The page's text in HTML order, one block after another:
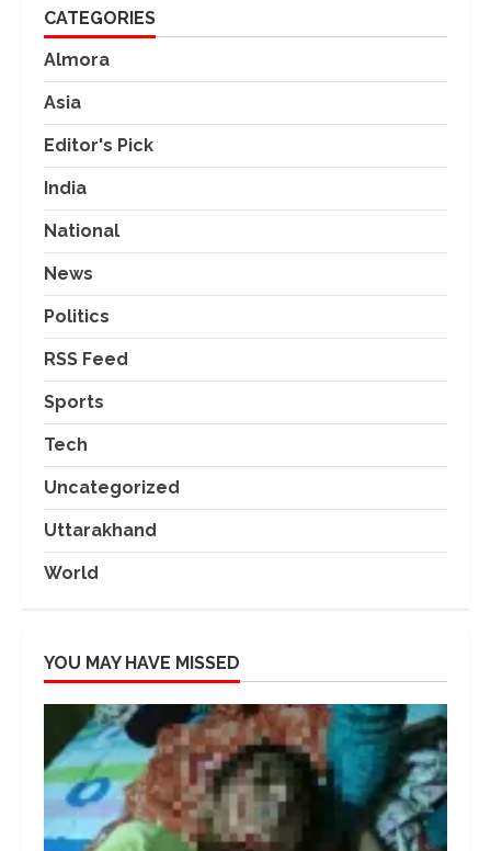
CATEGORIES
Almora
Asia
Editor's Pick
India
National
News
Politics
RSS Feed
Sports
Tech
Uncategorized
Uttarakhand
World
YOU MAY HAVE MISSED